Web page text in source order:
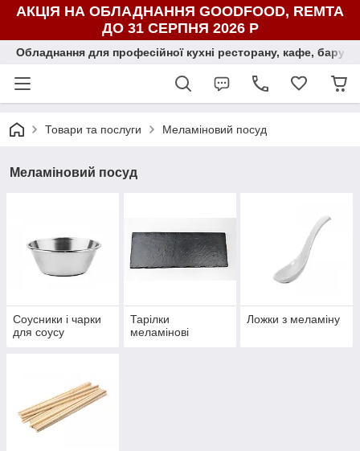
АКЦІЯ НА ОБЛАДНАННЯ GOODFOOD, REMTA
ДО 31 СЕРПНЯ 2026 Р
Обладнання для професійної кухні ресторану, кафе, бару,
Товари та послуги Меламіновий посуд
Меламіновий посуд
Соусники і чарки
для соусу
Тарілки
меламінові
Ложки з меламіну